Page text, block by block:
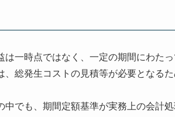
は一時点ではなく、一定の期間にわた
、総発生コストの見積等が必要となる
中でも、期間定額基準が実務上の会計